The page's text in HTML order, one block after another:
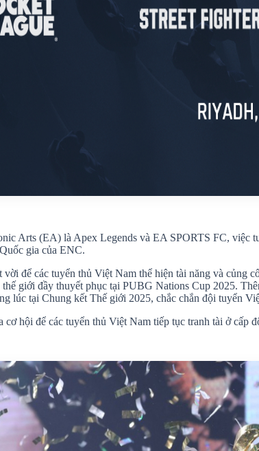
Arts (EA) là Apex Legends và EA SPORTS FC,
gia của ENC.
để các tuyển thủ Việt Nam thể hiện tài năng và
giới đầy thuyết phục tại PUBG Nations Cup 2025.
lúc tại Chung kết Thế giới 2025, chắc chắn đội tuyển
hội để các tuyển thủ Việt Nam tiếp tục tranh tài ở cấp